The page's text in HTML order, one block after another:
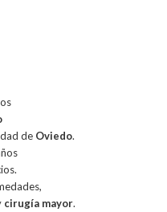
de Oviedo.
cirugía mayor.